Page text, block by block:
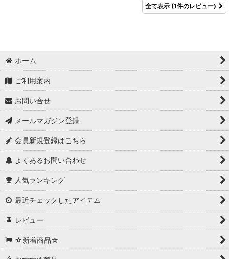
全て表示 (1件のレビュー)
ホーム
ご利用案内
お問い合せ
メールマガジン登録
会員新規登録はこちら
よくあるお問い合わせ
人気ランキング
最近チェックしたアイテム
レビュー
☆新着商品☆